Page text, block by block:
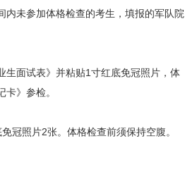
内未参加体格检查的考生，填报的军队院
面试表》并粘贴1寸红底免冠照片，体
》参检。
照片2张。体格检查前须保持空腹。